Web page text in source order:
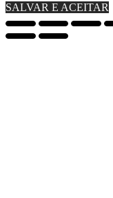
SALVAR E ACEITAR